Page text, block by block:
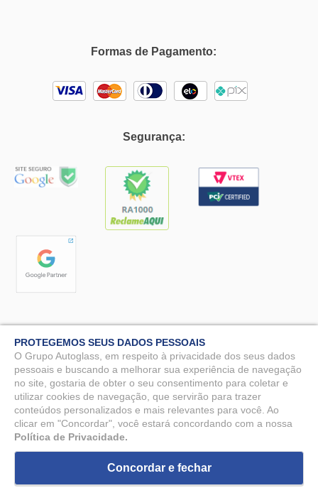
Formas de Pagamento:
Segurança:
Autoglass© 2025 - Todos os direitos reservados. MG Vidros Automotivos
LTDA - CNPJ: 07.571.746/0009-51.
Rua Benjamin Constant, 90 - Nossa Sra. da Penha, Vila Velha - ES, 29110-
150 - DPO: Rafael Ramos Galvão - dpo@autoglass.com.br
PROTEGEMOS SEUS DADOS PESSOAIS
O Grupo Autoglass, em respeito à privacidade dos seus dados
pessoais e buscando a melhorar sua experiência de navegação
no site, gostaria de obter o seu consentimento para coletar e
utilizar cookies de navegação, que servirão para trazer
conteúdos personalizados e mais relevantes para você. Ao
clicar em "Concordar", você estará concordando com a nossa
Política de Privacidade.
Concordar e fechar